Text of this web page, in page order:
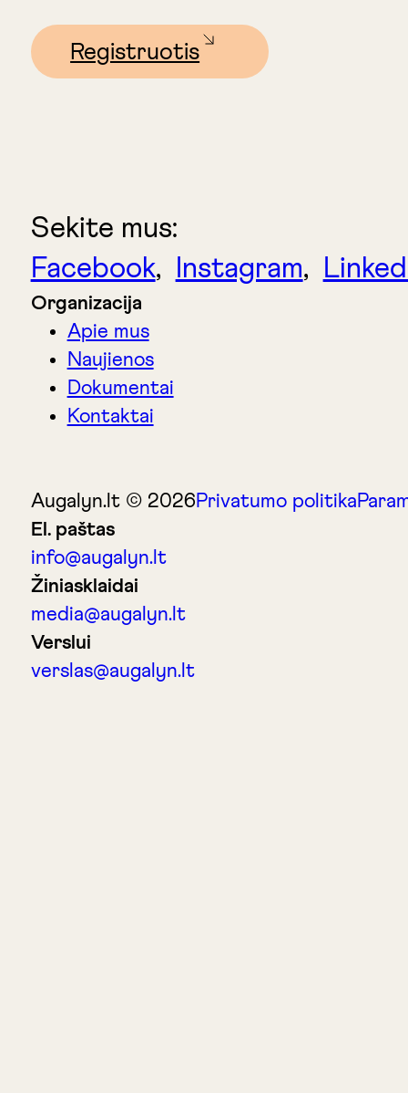
Registruotis
Sekite mus:
Facebook, Instagram,
Organizacija
Apie mus
Naujienos
Dokumentai
Kontaktai
Augalyn.lt © 2026Privatumo politika
El. paštas
info@augalyn.lt
Žiniasklaidai
media@augalyn.lt
Verslui
verslas@augalyn.lt